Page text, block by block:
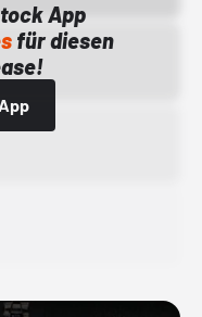
App
für diesen